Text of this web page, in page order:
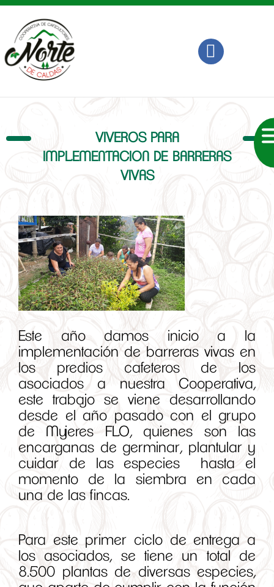
VIVEROS PARA
IMPLEMENTACION DE BARRERAS
VIVAS
Este año damos inicio a la
implementación de barreras vivas en
los predios cafeteros de los
asociados a nuestra Cooperativa,
este trabajo se viene desarrollando
desde el año pasado con el grupo
de Mujeres FLO, quienes son las
encarganas de germinar, plantular y
cuidar de las especies hasta el
momento de la siembra en cada
una de las fincas.
Para este primer ciclo de entrega a
los asociados, se tiene un total de
8.500 plantas de diversas especies,